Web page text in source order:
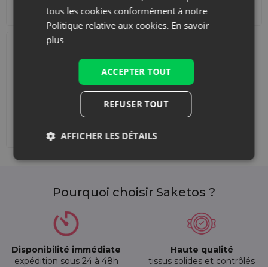
décorations
Ajouter une impression
Pourquoi choisir Saketos ?
Disponibilité immédiate
expédition sous 24 à 48h
Haute qualité
tissus solides et contrôlés
tous les cookies conformément à notre
Politique relative aux cookies. En savoir
plus
ACCEPTER TOUT
REFUSER TOUT
AFFICHER LES DÉTAILS